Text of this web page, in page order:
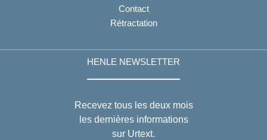
Contact
Rétractation
HENLE NEWSLETTER
Recevez tous les deux mois
les dernières informations
sur Urtext.